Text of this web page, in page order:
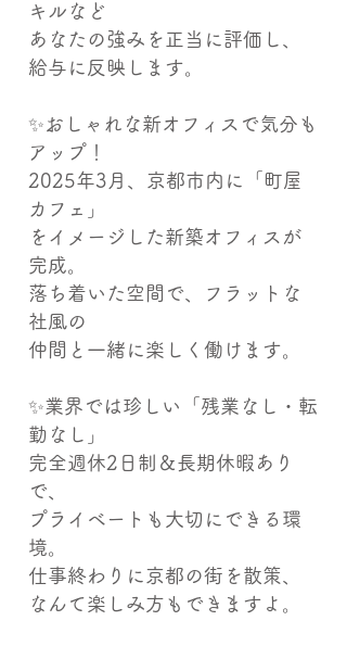
キルなど
あなたの強みを正当に評価し、
給与に反映します。
✨おしゃれな新オフィスで気分も
アップ！
2025年3月、京都市内に「町屋
カフェ」
をイメージした新築オフィスが
完成。
落ち着いた空間で、フラットな
社風の
仲間と一緒に楽しく働けます。
✨業界では珍しい「残業なし・転
勤なし」
完全週休2日制＆長期休暇あり
で、
プライベートも大切にできる環
境。
仕事終わりに京都の街を散策、
なんて楽しみ方もできますよ。